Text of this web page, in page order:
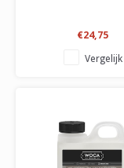
€24,75
Vergelijk